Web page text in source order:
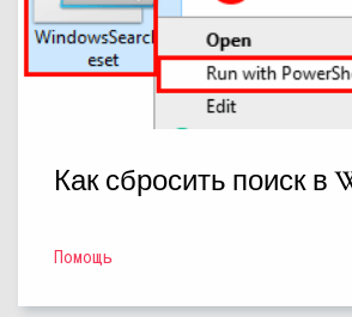
Как сбросить поиск в
Помощь